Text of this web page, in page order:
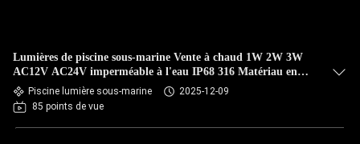
Lumières de piscine sous-marine Vente à chaud 1W 2W 3W
AC12V AC24V imperméable à l'eau IP68 316 Matériau en
acier inoxydable
Piscine lumière sous-marine
2025-12-09
85 points de vue